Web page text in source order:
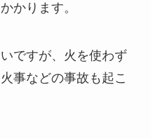
かります。
ですが、火を使わず
事などの事故も起こ